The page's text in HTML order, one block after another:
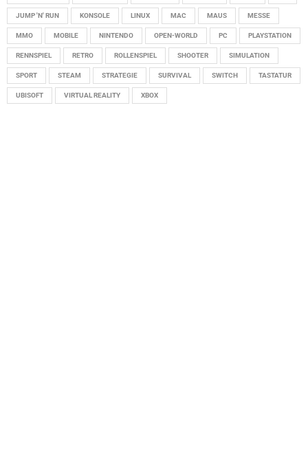
JUMP 'N' RUN KONSOLE LINUX MAC MAUS MESSE
MMO MOBILE NINTENDO OPEN-WORLD PC PLAYSTATION
RENNSPIEL RETRO ROLLENSPIEL SHOOTER SIMULATION
SPORT STEAM STRATEGIE SURVIVAL SWITCH TASTATUR
UBISOFT VIRTUAL REALITY XBOX